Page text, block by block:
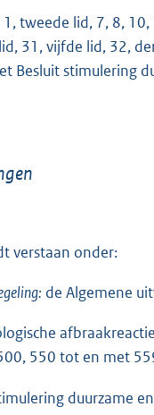
tweede lid, 7, 8,
31, vijfde lid, 32,
Besluit stimulering
verstaan onder:
de Algemene
550 tot en met
duurzame